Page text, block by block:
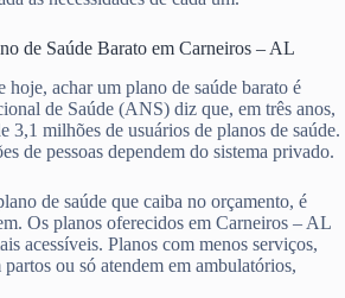
de Saúde Barato em Carneiros – AL
achar um plano de saúde barato é
de Saúde (ANS) diz que, em três anos,
3,1 milhões de usuários de planos de saúde.
de pessoas dependem do sistema privado.
de saúde que caiba no orçamento, é
Os planos oferecidos em Carneiros – AL
acessíveis. Planos com menos serviços,
ou só atendem em ambulatórios,